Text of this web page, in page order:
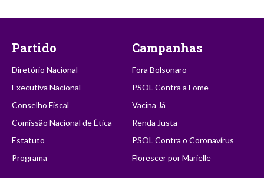
Partido
Diretório Nacional
Executiva Nacional
Conselho Fiscal
Comissão Nacional de Ética
Estatuto
Programa
Campanhas
Fora Bolsonaro
PSOL Contra a Fome
Vacina Já
Renda Justa
PSOL Contra o Coronavírus
Florescer por Marielle